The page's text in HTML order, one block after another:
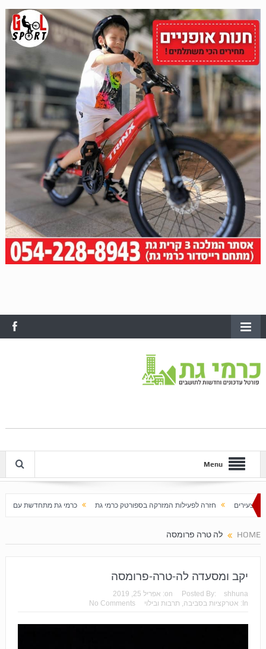
Menu
חזרה לפעילות המזרקה בספורטק כרמי גת כרמי גת מתחדשת עם בוא האביב
HOME לה טרה פרומסה
יקב ומסעדה לה-טרה-פרומסה
Posted By: shhuna
on: אפריל 25, 2019
In:
אטרקציות בסביבה, תרבות ובילוי No Comments